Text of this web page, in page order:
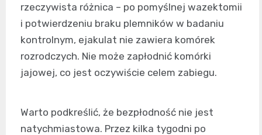
rzeczywista różnica – po pomyślnej wazektomii
i potwierdzeniu braku plemników w badaniu
kontrolnym, ejakulat nie zawiera komórek
rozrodczych. Nie może zapłodnić komórki
jajowej, co jest oczywiście celem zabiegu.
Warto podkreślić, że bezpłodność nie jest
natychmiastowa. Przez kilka tygodni po